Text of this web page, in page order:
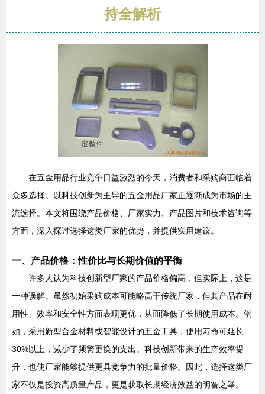
持全解析
在五金用品行业竞争日益激烈的今天，消费者和采购商面临着
众多选择。以科技创新为主导的五金用品厂家正逐渐成为市场的主
流选择。本文将围绕产品价格、厂家实力、产品图片和技术咨询等
方面，深入探讨选择这类厂家的优势，并提供实用建议。
一、产品价格：性价比与长期价值的平衡
许多人认为科技创新型厂家的产品价格偏高，但实际上，这是
一种误解。虽然初始采购成本可能略高于传统厂家，但其产品在耐
用性、效率和安全性方面表现更优，从而降低了长期使用成本。例
如，采用新型合金材料或智能设计的五金工具，使用寿命可延长
30%以上，减少了频繁更换的支出。科技创新带来的生产效率提
升，也使厂家能够提供更具竞争力的批量价格。因此，选择这类厂
家不仅是投资高质量产品，更是获取长期经济效益的明智之举。